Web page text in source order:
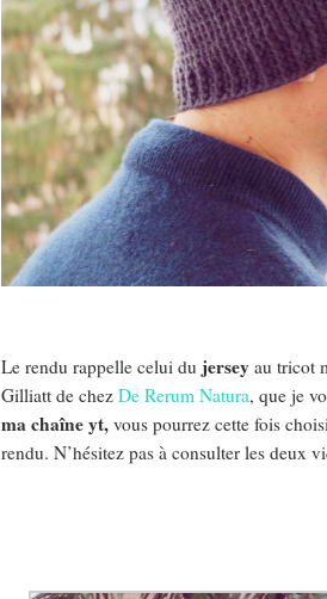
Le rendu rappelle celui du jersey au tricot
Gilliatt de chez De Rerum Natura, que je
ma chaîne yt, vous pourrez cette fois
rendu. N’hésitez pas à consulter les deux